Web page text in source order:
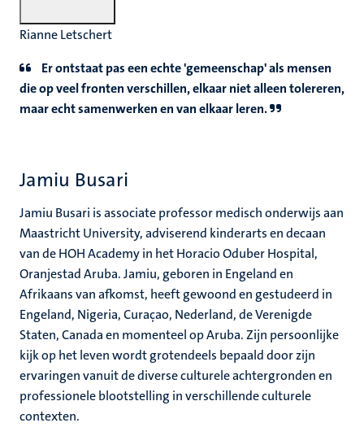
Rianne Letschert
Er ontstaat pas een echte 'gemeenschap' als mensen
die op veel fronten verschillen, elkaar niet alleen tolereren,
maar echt samenwerken en van elkaar leren.
Jamiu Busari
Jamiu Busari is associate professor medisch onderwijs aan
Maastricht University, adviserend kinderarts en decaan
van de HOH Academy in het Horacio Oduber Hospital,
Oranjestad Aruba. Jamiu, geboren in Engeland en
Afrikaans van afkomst, heeft gewoond en gestudeerd in
Engeland, Nigeria, Curaçao, Nederland, de Verenigde
Staten, Canada en momenteel op Aruba. Zijn persoonlijke
kijk op het leven wordt grotendeels bepaald door zijn
ervaringen vanuit de diverse culturele achtergronden en
professionele blootstelling in verschillende culturele
contexten.